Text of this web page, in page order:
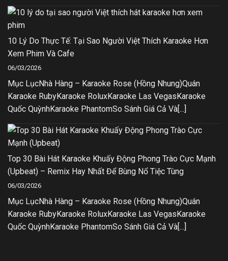
10 Lý Do Thực Tế: Tại Sao Người Việt Thích Karaoke Hơn
Xem Phim Và Cafe
06/03/2026
Mục LụcNhà Hàng – Karaoke Rose (Hồng Nhung)Quán
Karaoke RubyKaraoke RoluxKaraoke Las VegasKaraoke
Quốc QuỳnhKaraoke PhantomSo Sánh Giá Cả Và[...]
Top 30 Bài Hát Karaoke Khuấy Động Phong Trào Cực Mạnh
(Upbeat) – Remix Hay Nhất Để Bùng Nổ Tiệc Tùng
06/03/2026
Mục LụcNhà Hàng – Karaoke Rose (Hồng Nhung)Quán
Karaoke RubyKaraoke RoluxKaraoke Las VegasKaraoke
Quốc QuỳnhKaraoke PhantomSo Sánh Giá Cả Và[...]